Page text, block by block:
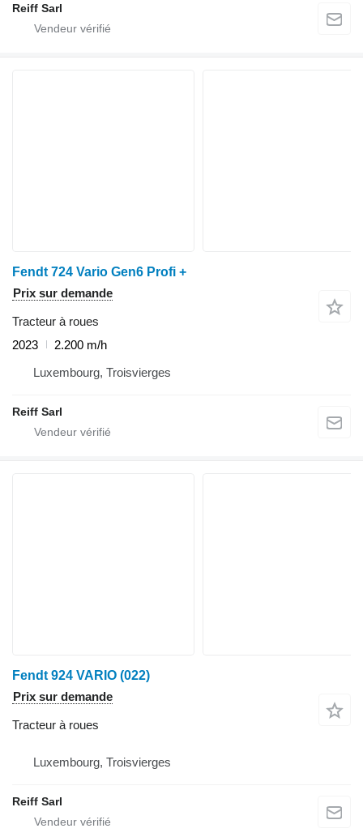
Reiff Sarl
Fendt 724 Vario Gen6 Profi +
Prix sur demande
Tracteur à roues
2023
2.200 m/h
Luxembourg, Troisvierges
Reiff Sarl
Fendt 924 VARIO (022)
Prix sur demande
Tracteur à roues
Luxembourg, Troisvierges
Reiff Sarl